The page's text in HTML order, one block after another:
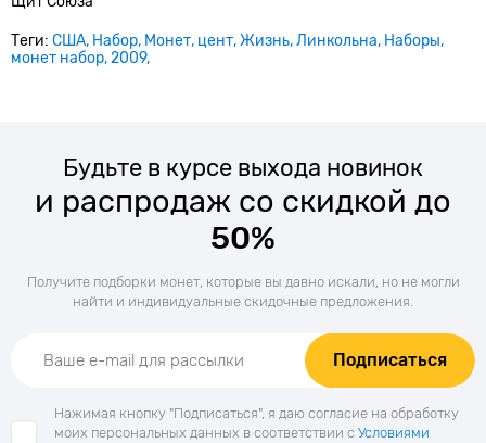
Теги: США Набор Монет цент Жизнь Линкольна Наборы
монет набор 2009
Будьте в курсе выхода новинок
и распродаж со скидкой до
50%
Получите подборки монет, которые вы давно искали, но не могли
найти и индивидуальные скидочные предложения.
Подписаться
Нажимая кнопку "Подписаться", я даю согласие на обработку
моих персональных данных в соответствии с Условиями